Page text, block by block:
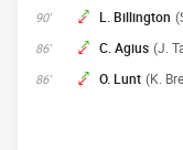
90' L. Billington
86' C. Agius (J.
86' O. Lunt (K.